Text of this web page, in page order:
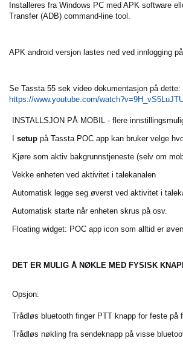
Installeres fra Windows PC med APK software
Transfer (ADB) command-line tool.
APK android versjon lastes ned ved innlogging
Se Tassta 55 sek video dokumentasjon på dette:
https://www.youtube.com/
INSTALLSJON PÅ MOBIL - flere
setup på Tassta POC app kan bruker velge
Kjøre som aktiv bakgrunnstjeneste (selv om
Vekke enheten ved aktivitet i talekanalen
Automatisk legge seg øverst ved aktivitet i
Automatisk starte når enheten skrus på osv.
Floating widget: POC app icon som alltid er
DET ER MULIG Å NØKLE MED FYSISK
Opsjon:
Trådløs bluetooth finger PTT knapp for feste på
Trådløs nøkling fra sendeknapp på visse